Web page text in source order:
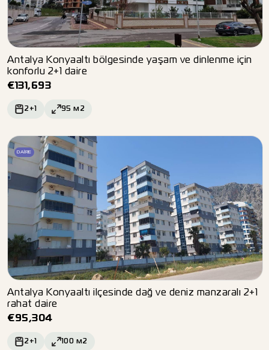
Antalya Konyaaltı bölgesinde yaşam ve dinlenme için
konforlu 2+1 daire
€ 131,693
2+1 95 м2
DAIRE
Antalya Konyaaltı ilçesinde dağ ve deniz manzaralı 2+1
rahat daire
€95,304
2+1 100 м2